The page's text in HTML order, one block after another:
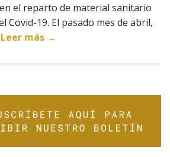
el reparto de material sanitario
Covid-19. El pasado mes de abril,
Leer más →